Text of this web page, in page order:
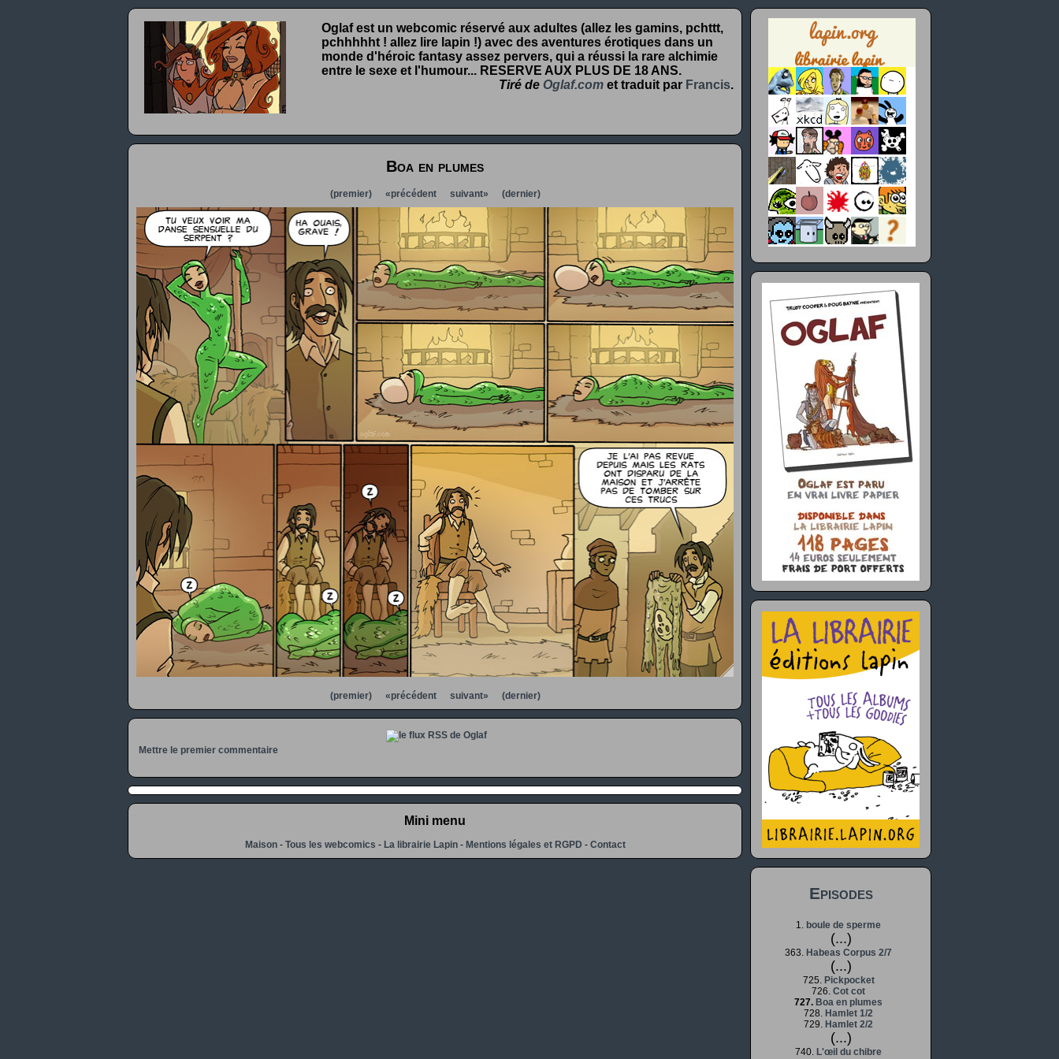
Oglaf est un webcomic réservé aux adultes (allez les gamins, pchttt,
pchhhhht ! allez lire lapin !) avec des aventures érotiques dans un
monde d'héroic fantasy assez pervers, qui a réussi la rare alchimie
entre le sexe et l'humour... RESERVE AUX PLUS DE 18 ANS.
Tiré de Oglaf.com et traduit par Francis.
Boa en plumes
(premier) «précédent suivant» (dernier)
(premier) «précédent suivant» (dernier)
Mettre le premier commentaire
Mini menu
Maison- Tous les webcomics - La librairie Lapin- Mentions légales et RGPD - Contact
Episodes
1. boule de sperme
(...)
363. Habeas Corpus 2/7
(...)
725. Pickpocket
726. Cot cot
727. Boa en plumes
728. Hamlet 1/2
729. Hamlet 2/2
(...)
740. L'œil du chibre